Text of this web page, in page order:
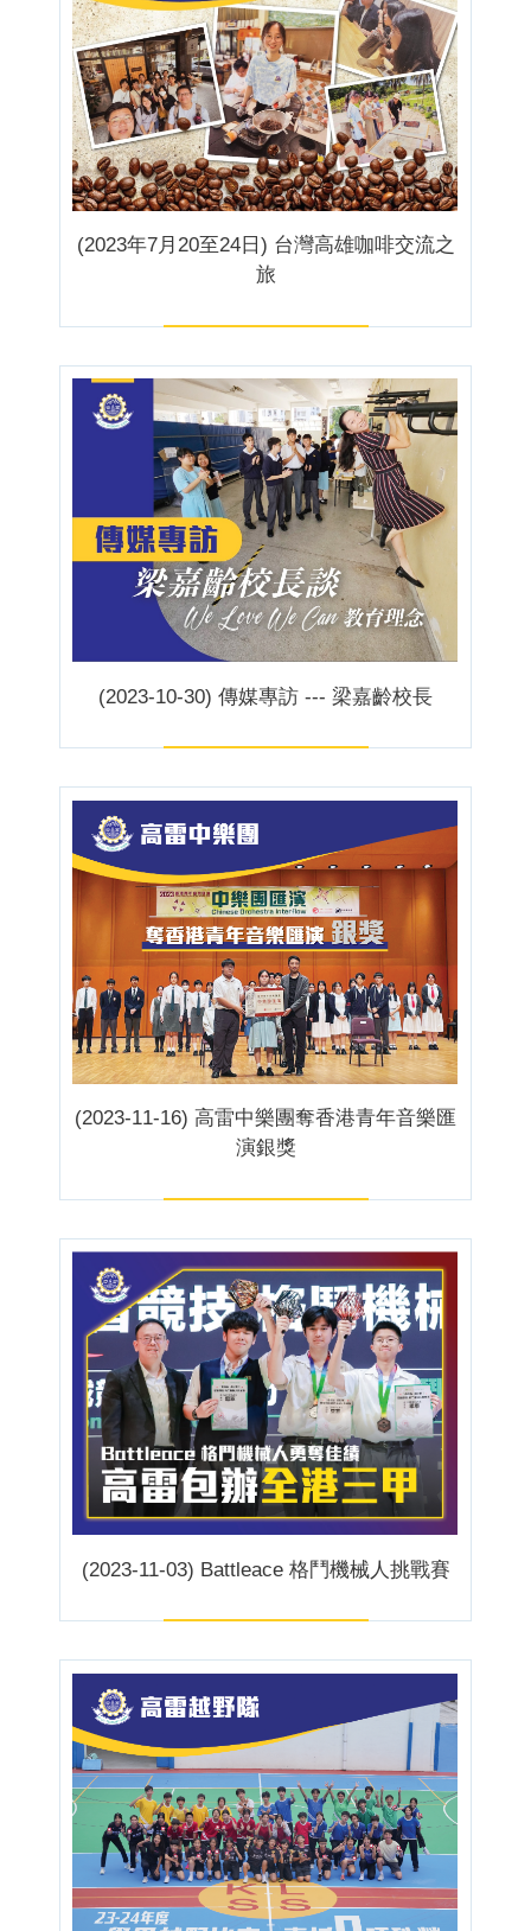
(2023年7月20至24日) 台灣高雄咖啡交流之
旅
(2023-10-30) 傳媒專訪 --- 梁嘉齡校長
(2023-11-16) 高雷中樂團奪香港青年音樂匯
演銀獎
(2023-11-03) Battleace 格鬥機械人挑戰賽